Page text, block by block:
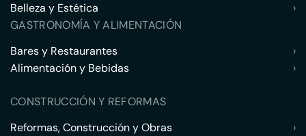
Belleza y Estética
›
GASTRONOMÍA Y ALIMENTACIÓN
Bares y Restaurantes
›
Alimentación y Bebidas
›
CONSTRUCCIÓN Y REFORMAS
Reformas, Construcción y Obras
›